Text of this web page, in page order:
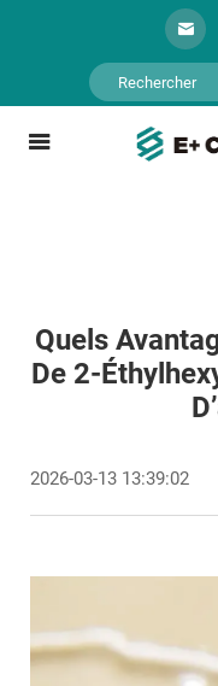
Quels
De 2-
2026-03-13 13:39:02